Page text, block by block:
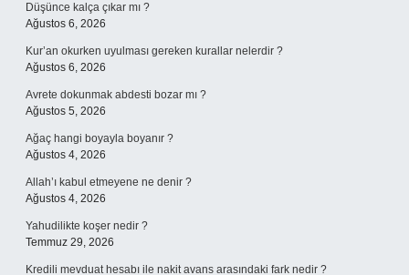
Düşünce kalça çıkar mı ?
Ağustos 6, 2026
Kur’an okurken uyulması gereken kurallar nelerdir ?
Ağustos 6, 2026
Avrete dokunmak abdesti bozar mı ?
Ağustos 5, 2026
Ağaç hangi boyayla boyanır ?
Ağustos 4, 2026
Allah’ı kabul etmeyene ne denir ?
Ağustos 4, 2026
Yahudilikte koşer nedir ?
Temmuz 29, 2026
Kredili mevduat hesabı ile nakit avans arasındaki fark nedir ?